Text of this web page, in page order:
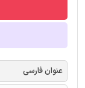
عنوان فارسی